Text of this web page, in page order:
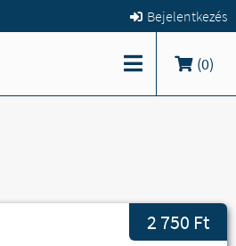
Bejelentkezés
(0)
2 750 Ft